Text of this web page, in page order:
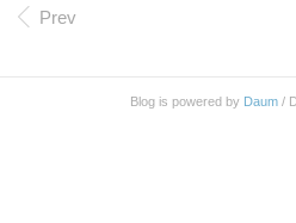
Prev
Blog is powered by Daum/